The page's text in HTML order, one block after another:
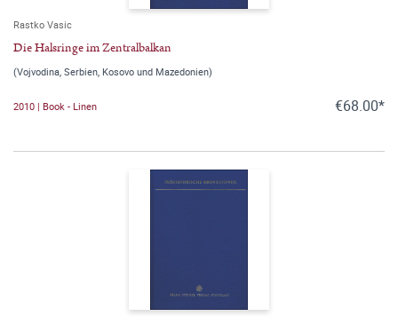
Rastko Vasic
Die Halsringe im Zentralbalkan
(Vojvodina, Serbien, Kosovo und Mazedonien)
2010 | Book - Linen €68.00*